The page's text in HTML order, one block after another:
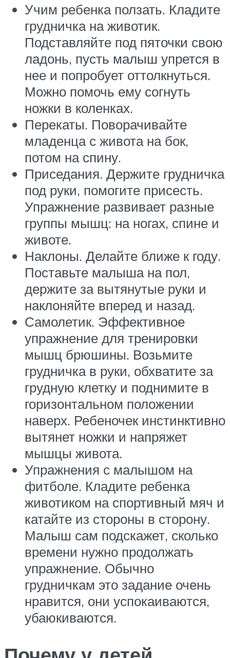
Учим ребенка ползать. Кладите
грудничка на животик.
Подставляйте под пяточки свою
ладонь, пусть малыш упрется в
нее и попробует оттолкнуться.
Можно помочь ему согнуть
ножки в коленках.
Перекаты. Поворачивайте
младенца с живота на бок,
потом на спину.
Приседания. Держите грудничка
под руки, помогите присесть.
Упражнение развивает разные
группы мышц: на ногах, спине и
животе.
Наклоны. Делайте ближе к году.
Поставьте малыша на пол,
держите за вытянутые руки и
наклоняйте вперед и назад.
Самолетик. Эффективное
упражнение для тренировки
мышц брюшины. Возьмите
грудничка в руки, обхватите за
грудную клетку и поднимите в
горизонтальном положении
наверх. Ребеночек инстинктивно
вытянет ножки и напряжет
мышцы живота.
Упражнения с малышом на
фитболе. Кладите ребенка
животиком на спортивный мяч и
катайте из стороны в сторону.
Малыш сам подскажет, сколько
времени нужно продолжать
упражнение. Обычно
грудничкам это задание очень
нравится, они успокаиваются,
убаюкиваются.